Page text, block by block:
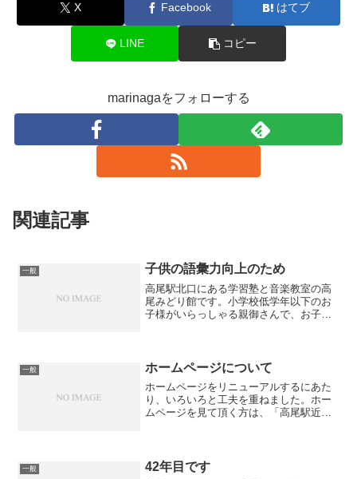
X Facebook はてブ
LINE コピー
marinagaをフォローする
関連記事
一般 子供の語彙力向上のため
高尾駅北口にある学習塾と音楽教室の高
尾みどり館です。小学校低学年以下のお
子様がいらっしゃる親御さんで、お子様
を使って語彙力をUPさせ...
一般 ホームページについて
ホームページをリニューアルするにあた
り、いろいろと工夫を重ねました。ホー
ムページを見て頂く方は、「高尾駅近辺
館の良さを理解して頂くこ...
一般 42年目です